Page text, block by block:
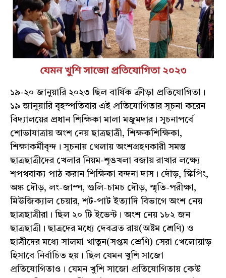
১৯-২০ জানুয়ারি ২০২৩ ছিল বার্ষিক ক্রীড়া প্রতিযোগিতা।
১৯ জানুয়ারি বৃহস্পতিবার এই প্রতিযোগিতার সূচনা করেন
বিদ্যালয়ের প্রধান শিক্ষিকা মালা মজুমদার। সূচনাপর্বে
শোভাযাত্রায় অংশ নেয় ছাত্রছাত্রী, শিক্ষকশিক্ষিকা,
শিক্ষাকর্মীবৃন্দ। সূচনায় খেলায় অংশগ্রহণকারী সমস্ত
ছাত্রছাত্রীদের খেলার নিয়ম-শৃঙখলা বজায় রাখার লক্ষ্যে
শপথবাক্য পাঠ করান শিক্ষিকা বন্দনা দাস। দৌড়, স্কিপিং,
অঙ্ক দৌড়, লং-জাম্প, গুলি-চামচ দৌড়, স্মৃতি-পরীক্ষা,
মিউজিক্যাল চেয়ার, শট-পাট ইত্যাদি বিভাগে অংশ নেয়
ছাত্রছাত্রীরা। ছিল ২০ টি ইভেন্ট। অংশ নেয় ১৮২ জন
ছাত্রছাত্রী। ছাত্রদের মধ্যে দেবব্রত রায়(অষ্টম শ্রেণি) ও
ছাত্রীদের মধ্যে সালমা খাতুন(সপ্তম শ্রেণি) সেরা খেলোয়াড়
হিসাবে নির্বাচিত হয়। ছিল যেমন খুশি সাজো
প্রতিযোগিতাও। যেমন খুশি সাজো প্রতিযোগিতায় কেউ